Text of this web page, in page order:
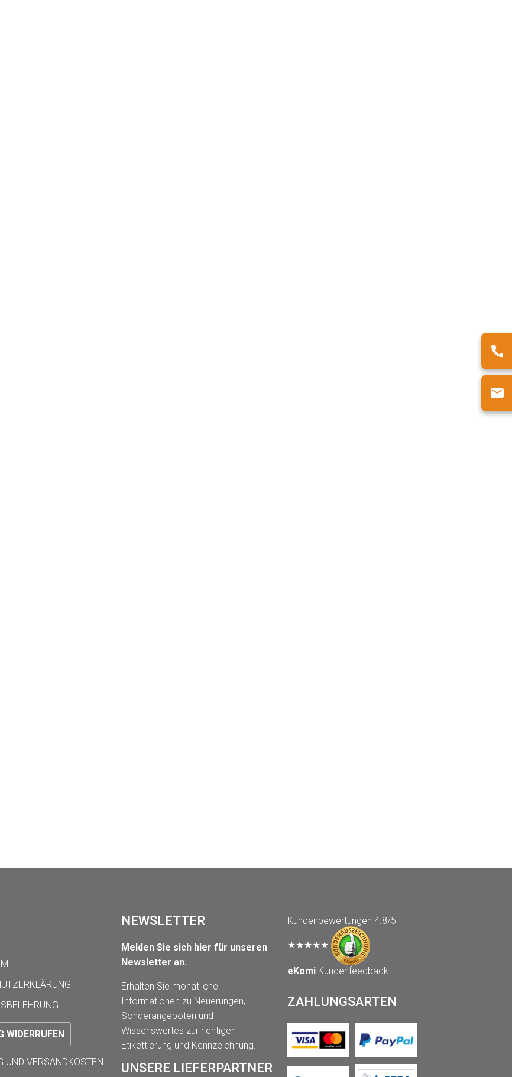
WIDERRUFEN
UND VERSANDKOSTEN
NEWSLETTER
Melden Sie sich hier für unseren
Newsletter an.
Erhalten Sie monatliche
Informationen zu Neuerungen,
Sonderangeboten und
Wissenswertes zur richtigen
Etikettierung und Kennzeichnung.
UNSERE LIEFERPARTNER
Kundenbewertungen 4.8/5
★★★★★
eKomiKundenfeedback
ZAHLUNGSARTEN